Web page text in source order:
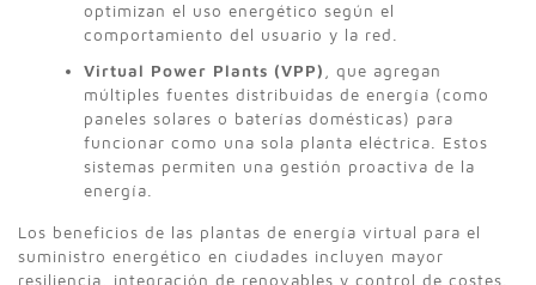
optimizan el uso energético según el
comportamiento del usuario y la red.
Virtual Power Plants (VPP)
, que agregan
múltiples fuentes distribuidas de energía (como
paneles solares o baterías domésticas) para
funcionar como una sola planta eléctrica. Estos
sistemas permiten una gestión proactiva de la
energía.
Los beneficios de las plantas de energía virtual para el
suministro energético en ciudades incluyen mayor
resiliencia, integración de renovables y control de costes.